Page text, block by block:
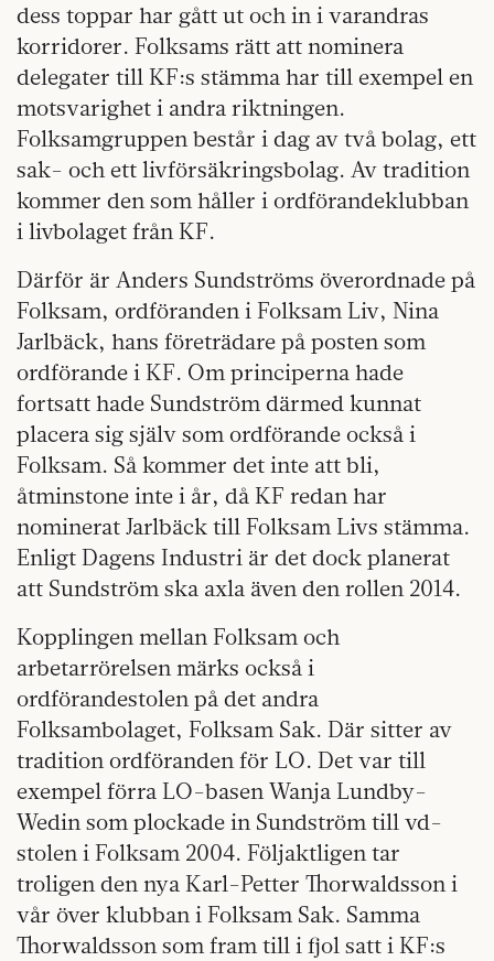
dess toppar har gått ut och in i varandras
korridorer. Folksams rätt att nominera
delegater till KF:s stämma har till exempel en
motsvarighet i andra riktningen.
Folksamgruppen består i dag av två bolag, ett
sak- och ett livförsäkringsbolag. Av tradition
kommer den som håller i ordförandeklubban
i livbolaget från KF.
Därför är Anders Sundströms överordnade på
Folksam, ordföranden i Folksam Liv, Nina
Jarlbäck, hans företrädare på posten som
ordförande i KF. Om principerna hade
fortsatt hade Sundström därmed kunnat
placera sig själv som ordförande också i
Folksam. Så kommer det inte att bli,
åtminstone inte i år, då KF redan har
nominerat Jarlbäck till Folksam Livs stämma.
Enligt Dagens Industri är det dock planerat
att Sundström ska axla även den rollen 2014.
Kopplingen mellan Folksam och
arbetarrörelsen märks också i
ordförandestolen på det andra
Folksambolaget, Folksam Sak. Där sitter av
tradition ordföranden för LO. Det var till
exempel förra LO-basen Wanja Lundby-
Wedin som plockade in Sundström till vd-
stolen i Folksam 2004. Följaktligen tar
troligen den nya Karl-Petter Thorwaldsson i
vår över klubban i Folksam Sak. Samma
Thorwaldsson som fram till i fjol satt i KF:s